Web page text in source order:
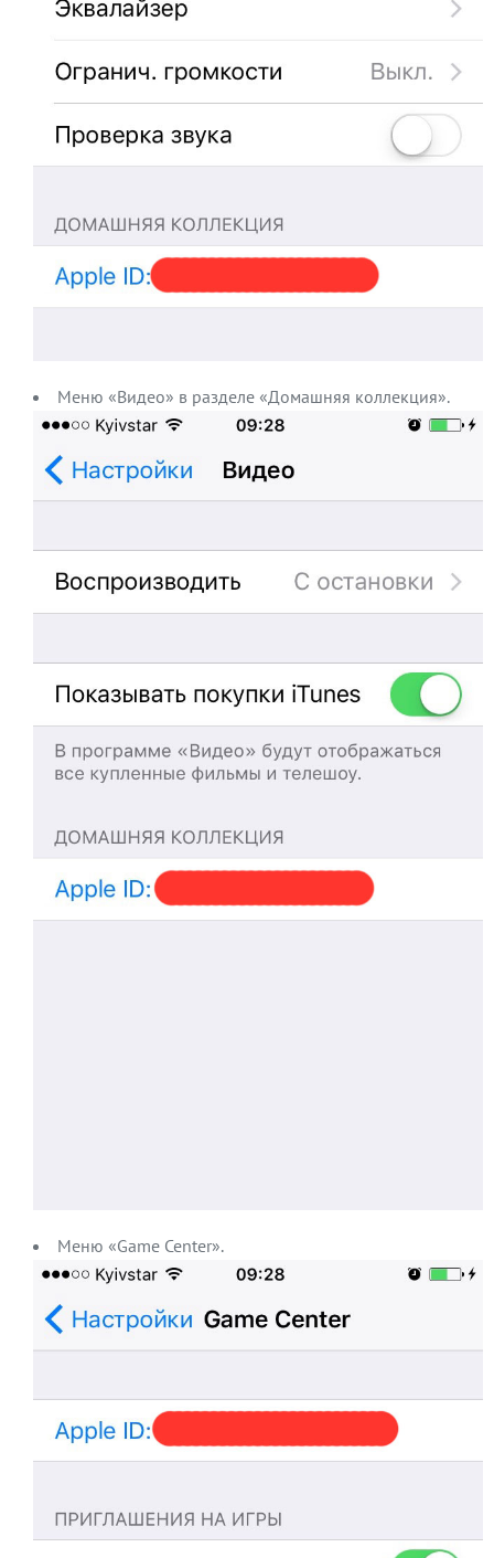
Меню «Видео» в разделе «Домашняя коллекция».
Меню «Game Center».